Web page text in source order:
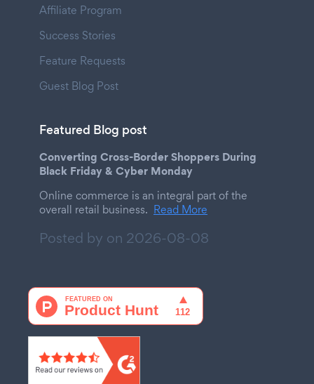
Affiliate Program
Success Stories
Feature Requests
Guest Blog Post
Featured Blog post
Converting Cross-Border Shoppers During
Black Friday & Cyber Monday
Online commerce is an integral part of the
overall retail business. Read More
Posted by on 2026-08-08